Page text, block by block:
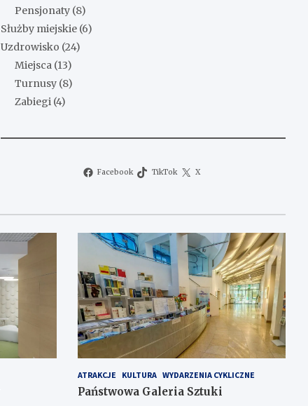
Pensjonaty (8)
Służby miejskie (6)
Uzdrowisko (24)
Miejsca (13)
Turnusy (8)
Zabiegi (4)
Facebook TikTok X
ATRAKCJE KULTURA WYDARZENIA CYKLICZNE
Państwowa Galeria Sztuki